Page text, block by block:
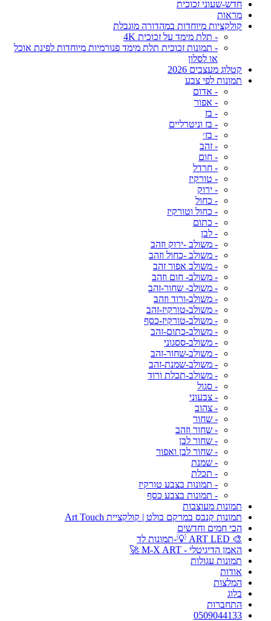
חדש-שעוני זכוכית
מראות
קולקציות מיוחדות במהדורה מוגבלת
- תלת מימד על זכוכית 4K
- תמונות זכוכית תלת מימד פנורמיות מיוחדות לפינת אוכל
או לסלון
קטלוג מעצבים 2026
תמונות לפי צבע
- אדום
- אפור
- בז
- בז וניטרליים
- בז׳
- זהב
- חום
- חרדל
- טורקיז
- ירוק
- כחול
- כחול וטורקיז
- כתום
- לבן
- משולב -ירוק וזהב
- משולב -כחול וזהב
- משולב אפור זהב
- משולב- חום וזהב
- משולב- שחור-זהב
- משולב-ורוד וזהב
- משולב-טורקיז-זהב
- משולב-טורקיז-כסף
- משולב-כתום-זהב
- משולב-ססגוני
- משולב-שחור-זהב
- משולב-שמנת-זהב
- משולב-תכלת ורוד
- סגול
- צבעוני
- צהוב
- שחור
- שחור וזהב
- שחור לבן
- שחור לבן ואפור
- שמנת
- תכלת
- תמונות בצבע טורקיז
- תמונות בצבע כסף
תמונות מעוצבות
תמונות קנבס במרקם בולט | קולקציית Art Touch
הכי חמים וחדשים
🎨 ART LED 💡-תמונות לד
האמן הדיגיטלי - M-X ART 🚀
תמונות עגולות
אודות
המלצות
בלוג
התחברות
0509044133